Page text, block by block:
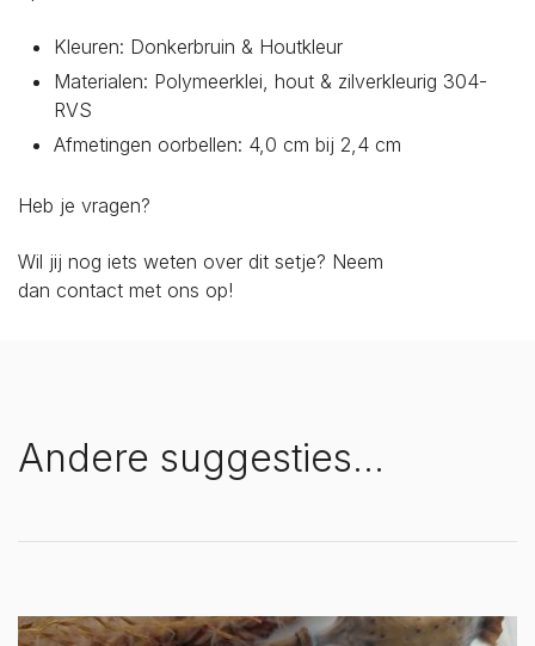
Kleuren: Donkerbruin & Houtkleur
Materialen: Polymeerklei, hout & zilverkleurig 304-
RVS
Afmetingen oorbellen: 4,0 cm bij 2,4 cm
Heb je vragen?
Wil jij nog iets weten over dit setje? Neem
dan contact met ons op!
Andere suggesties…